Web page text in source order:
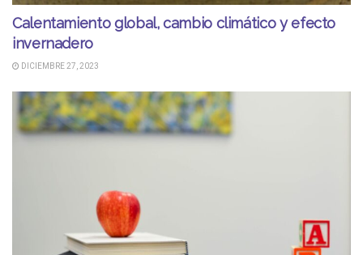
Calentamiento global, cambio climático y efecto
invernadero
DICIEMBRE 27, 2023